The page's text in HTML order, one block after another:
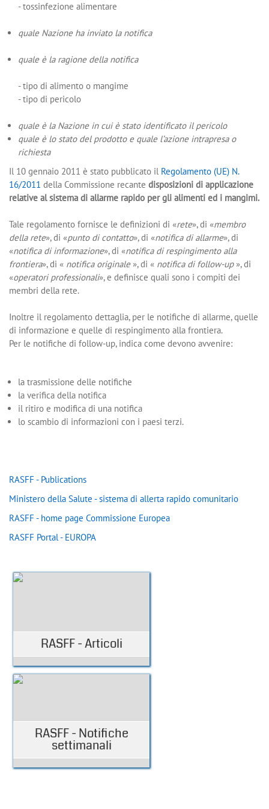
- tossinfezione alimentare
quale Nazione ha inviato la notifica
quale è la ragione della notifica
- tipo di alimento o mangime
- tipo di pericolo
quale è la Nazione in cui è stato identificato il pericolo
quale è lo stato del prodotto e quale l’azione intrapresa o
richiesta
Il 10 gennaio 2011 è stato pubblicato il Regolamento (UE) N.
16/2011 della Commissione recante disposizioni di applicazione
relative al sistema di allarme rapido per gli alimenti ed i mangimi.
Tale regolamento fornisce le definizioni di «rete», di «membro
della rete», di «punto di contatto», di «notifica di allarme», di
«notifica di informazione», di «notifica di respingimento alla
frontiera», di « notifica originale », di « notifica di follow-up », di
«operatori professionali», e definisce quali sono i compiti dei
membri della rete.
Inoltre il regolamento dettaglia, per le notifiche di allarme, quelle
di informazione e quelle di respingimento alla frontiera.
Per le notifiche di follow-up, indica come devono avvenire:
la trasmissione delle notifiche
la verifica della notifica
il ritiro e modifica di una notifica
lo scambio di informazioni con i paesi terzi.
RASFF - Publications
Ministero della Salute - sistema di allerta rapido comunitario
RASFF - home page Commissione Europea
RASFF Portal - EUROPA
RASFF - Articoli
RASFF - Notifiche
settimanali